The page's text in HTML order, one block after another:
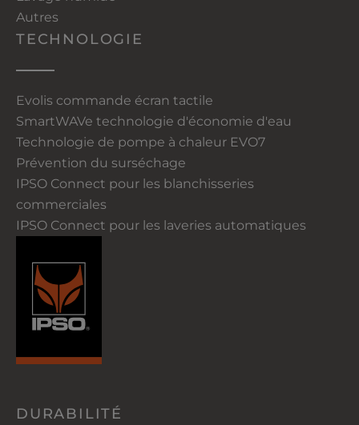
Autres
TECHNOLOGIE
Evolis commande écran tactile
SmartWAVe technologie d'économie d'eau
Technologie de pompe à chaleur EVO7
Prévention du surséchage
IPSO Connect pour les blanchisseries
commerciales
IPSO Connect pour les laveries automatiques
DURABILITÉ